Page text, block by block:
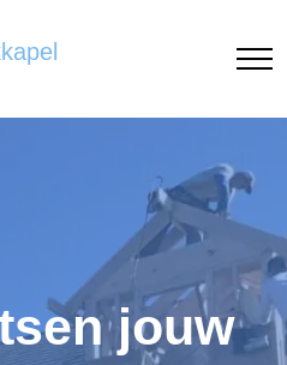
jouw